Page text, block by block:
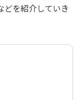
どを紹介していき